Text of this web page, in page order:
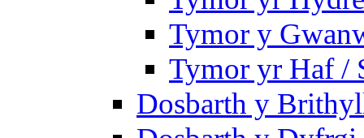
Tymor y
Tymor yr Haf /
Dosbarth y